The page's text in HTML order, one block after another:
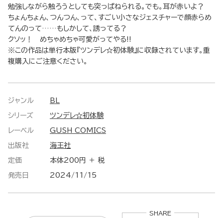
勉強しながら触ろうとしても突っぱねられる。でも。耳が赤いよ？
ちょんちょん、つんつん、って、すごい小さなジェスチャーで顔赤らめ
てんのって……もしかして、誘ってる？
クソッ！ めちゃめちゃ可愛がってやる!!
※この作品は単行本版『ツンデレ☆初体験』に収録されています。重
複購入にご注意ください。
ジャンル BL
シリーズ ツンデレ☆初体験
レーベル GUSH COMICS
出版社 海王社
定価 本体200円 ＋ 税
発売日 2024/11/15
SHARE